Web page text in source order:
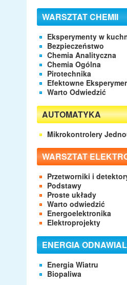
WARSZTAT CHEMII
Eksperymenty w
Bezpieczeństwo
Chemia Analityczna
Chemia Ogólna
Pirotechnika
Efektowne
Warto Odwiedzić
AUTOMATYKA
Mikrokontrolery
WARSZTAT
Przetworniki i
Podstawy
Proste układy
Warto odwiedzić
Energoelektronika
Elektroprojekty
ENERGIA
Energia Wiatru
Biopaliwa